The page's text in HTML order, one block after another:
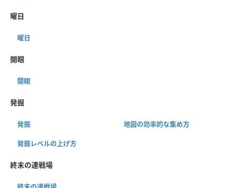
曜日
曜日
開眼
開眼
発掘
発掘 地図の効率的な集め方
発掘レベルの上げ方
終末の連戦場